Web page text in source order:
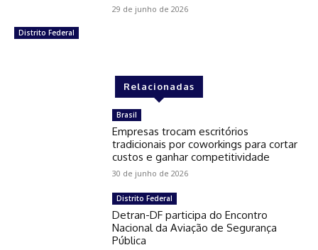
Distrito Federal
29 de junho de 2026
Relacionadas
Brasil
Empresas trocam escritórios
tradicionais por coworkings para cortar
custos e ganhar competitividade
30 de junho de 2026
Distrito Federal
Detran-DF participa do Encontro
Nacional da Aviação de Segurança
Pública